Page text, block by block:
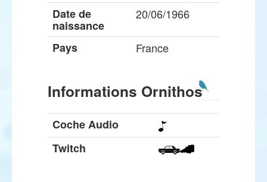
Date de
naissance
20/06/1966
Pays France
Informations Ornithos
Coche Audio
Twitch